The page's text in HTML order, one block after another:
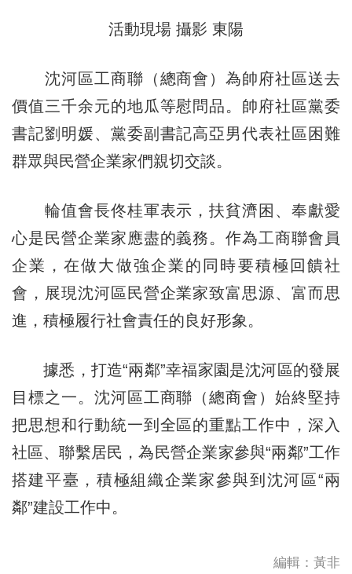
活動現場 攝影 東陽
沈河區工商聯（總商會）為帥府社區送去
價值三千余元的地瓜等慰問品。帥府社區黨委
書記劉明媛、黨委副書記高亞男代表社區困難
群眾與民營企業家們親切交談。
輪值會長佟桂軍表示，扶貧濟困、奉獻愛
心是民營企業家應盡的義務。作為工商聯會員
企業，在做大做強企業的同時要積極回饋社
會，展現沈河區民營企業家致富思源、富而思
進，積極履行社會責任的良好形象。
據悉，打造“兩鄰”幸福家園是沈河區的發展
目標之一。沈河區工商聯（總商會）始終堅持
把思想和行動統一到全區的重點工作中，深入
社區、聯繫居民，為民營企業家參與“兩鄰”工作
搭建平臺，積極組織企業家參與到沈河區“兩
鄰”建設工作中。
編輯：黃非